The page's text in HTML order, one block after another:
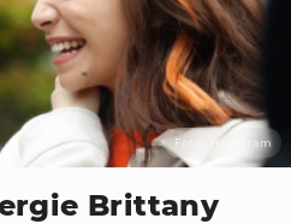
Foto : Instagram
Brittany